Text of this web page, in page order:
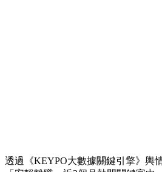
透過《KEYPO大數據關鍵引擎》輿